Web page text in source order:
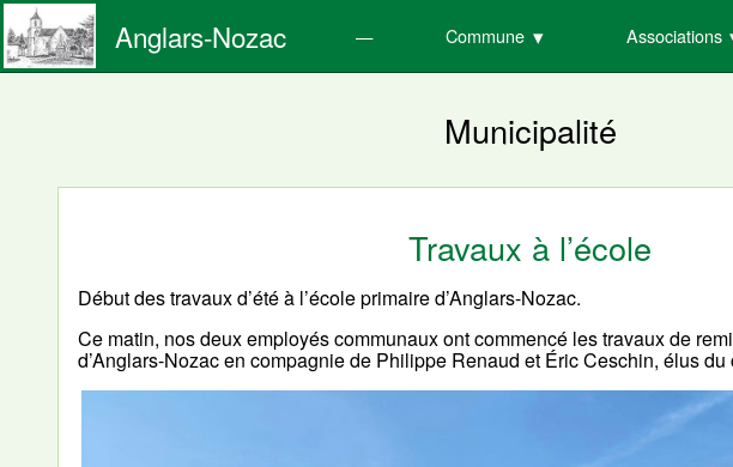
Anglars-Nozac Commune Associations
Municipalité
Travaux à l’école
Début des travaux d’été à l’école primaire d’Anglars-Nozac.
Ce matin, nos deux employés communaux ont commencé les travaux de
d’Anglars-Nozac en compagnie de Philippe Renaud et Éric Ceschin, élus